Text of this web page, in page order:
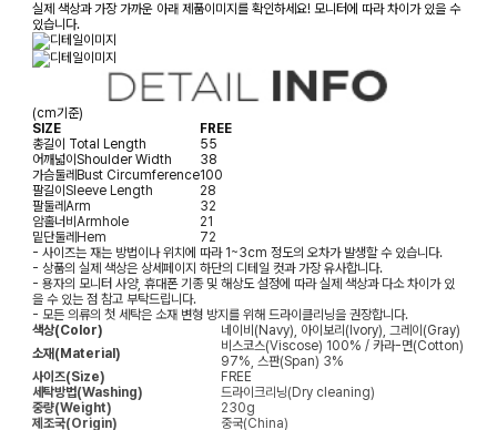
실제 색상과 가장 가까운 아래 제품이미지를 확인하세요! 모니터에 따라 차이가 있을 수
있습니다.
(cm기준)
SIZE
FREE
총길이 Total Length
55
어깨넓이 Shoulder Width
38
가슴둘레 Bust Circumference100
팔길이 Sleeve Length
28
팔둘레 Arm
32
암홀너비 Armhole
21
밑단둘레 Hem
72
- 사이즈는 재는 방법이나 위치에 따라 1~3cm 정도의 오차가 발생할 수 있습니다.
- 상품의 실제 색상은 상세페이지 하단의 디테일 컷과 가장 유사합니다.
- 용자의 모니터 사양, 휴대폰 기종 및 해상도 설정에 따라 실제 색상과 다소 차이가 있
을 수 있는 점 참고 부탁드립니다.
- 모든 의류의 첫 세탁은 소재 변형 방지를 위해 드라이클리닝을 권장합니다.
색상(Color)
네이비(Navy), 아이보리(Ivory), 그레이(Gray)
소재(Material)
비스코스(Viscose) 100% / 카라-면(Cotton)
97%, 스판(Span) 3%
사이즈(Size)
FREE
세탁방법(Washing)
드라이크리닝(Dry cleaning)
중량(Weight)
230g
제조국(Origin)
중국(China)